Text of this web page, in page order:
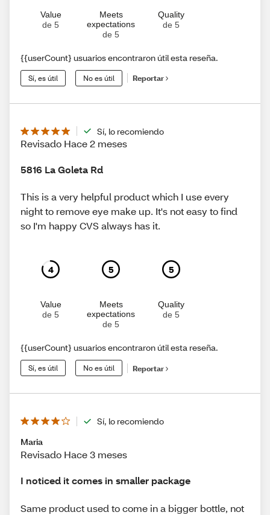
Value
de 5
Meets
expectations
de 5
Quality
de 5
{{userCount} usuarios encontraron útil esta reseña.
Sí, es útil No es útil Reportar
Sí, lo recomiendo
Revisado Hace 2 meses
5816 La Goleta Rd
This is a very helpful product which I use every
night to remove eye make up. It's not easy to find
so I'm happy CVS always has it.
4
Value
de 5
5
Meets
expectations
de 5
5
Quality
de 5
{{userCount} usuarios encontraron útil esta reseña.
Sí, es útil No es útil Reportar
Sí, lo recomiendo
Maria
Revisado Hace 3 meses
I noticed it comes in smaller package
Same product used to come in a bigger bottle, not